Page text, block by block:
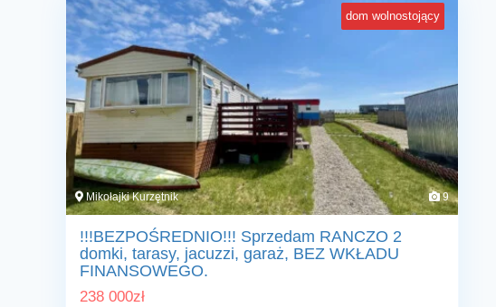
dom wolnostojący
Mikołajki Kurzętnik 9
!!!BEZPOŚREDNIO!!! Sprzedam RANCZO 2
domki, tarasy, jacuzzi, garaż, BEZ WKŁADU
FINANSOWEGO.
238 000zł